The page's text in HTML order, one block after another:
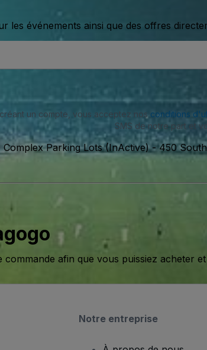
les événements ainsi que des offres
un compte, vous acceptez nos conditions
SMS de notre part et
Parking Lots (InActive)-450
commande afin que vous puissiez acheter
Notre entreprise